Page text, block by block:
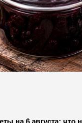
на 6 августа: что